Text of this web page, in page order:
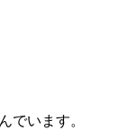
でいます。